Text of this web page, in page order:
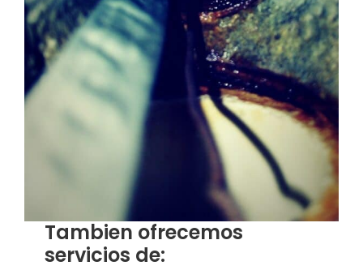
Tambien ofrecemos
servicios de: